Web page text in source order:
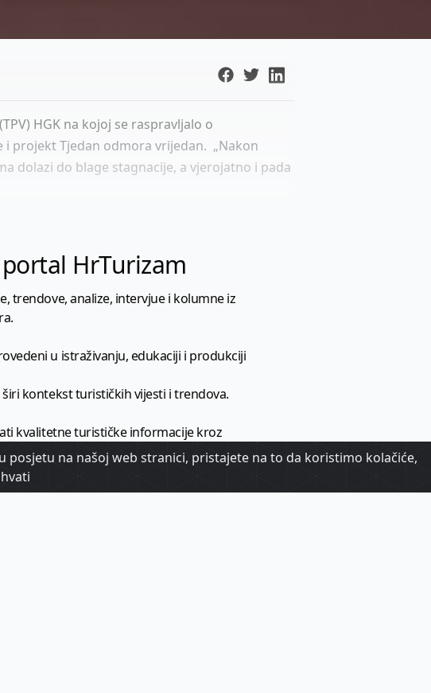
HGK na kojoj se raspravljalo o
i projekt Tjedan odmora vrijedan. „Nakon
dolazi do blage stagnacije, a vjerojatno i pada
HrTurizam
trendove, analize, intervjue i kolumne iz
u istraživanju, edukaciji i produkciji
kontekst turističkih vijesti i trendova.
kvalitetne turističke informacije kroz
turizma.
na našoj web stranici, pristajete na to da koristimo kolačiće,